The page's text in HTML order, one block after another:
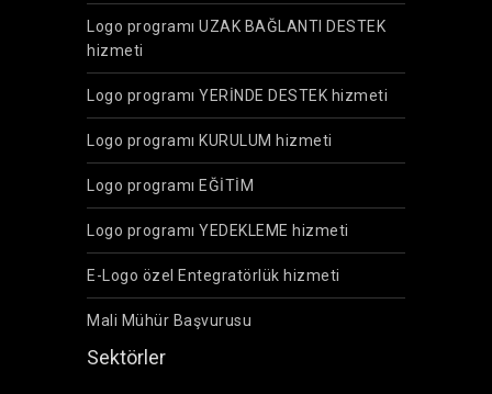
Logo programı UZAK BAĞLANTI DESTEK
hizmeti
Logo programı YERİNDE DESTEK hizmeti
Logo programı KURULUM hizmeti
Logo programı EĞİTİM
Logo programı YEDEKLEME hizmeti
E-Logo özel Entegratörlük hizmeti
Mali Mühür Başvurusu
Sektörler